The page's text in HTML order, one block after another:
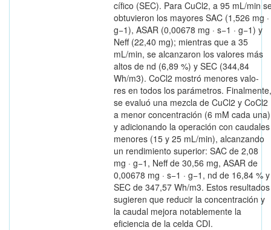
cífico (SEC). Para CuCl2, a 95 mL/min
obtuvieron los mayores SAC (1,526 mg ·
g−1), ASAR (0,00678 mg · s−1 · g−1) y
Neff (22,40 mg); mientras que a 35
mL/min, se alcanzaron los valores más
altos de nd (6,89 %) y SEC (344,84
Wh/m3). CoCl2 mostró menores valo-
res en todos los parámetros. Finalmente,
se evaluó una mezcla de CuCl2 y CoCl2
a menor concentración (6 mM cada una)
y adicionando la operación con caudales
menores (15 y 25 mL/min), alcanzando
un rendimiento superior: SAC de 2,08
mg · g−1, Neff de 30,56 mg, ASAR de
0,00678 mg · s−1 · g−1, nd de 16,84 % y
SEC de 347,57 Wh/m3. Estos resultados
sugieren que reducir la concentración y
la caudal mejora notablemente la
eficiencia de la celda CDI.